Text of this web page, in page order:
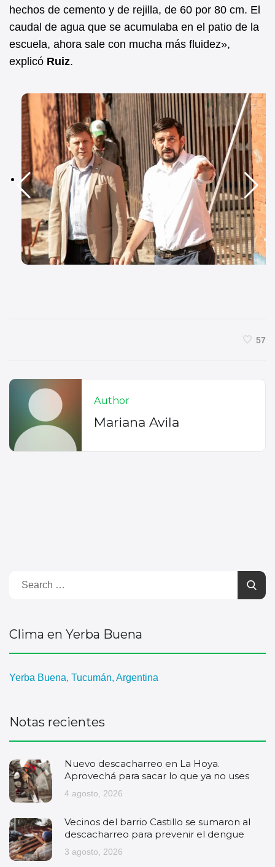
hechos de cemento y de rejilla, de 60 por 80 cm. El
caudal de agua que se acumulaba en el patio de la
escuela, ahora sale con mucha más fluidez»,
explicó Ruiz.
57
Author
Mariana Avila
Clima en Yerba Buena
Yerba Buena, Tucumán, Argentina
Notas recientes
Nuevo descacharreo en La Hoya.
Aprovechá para sacar lo que ya no uses
4 agosto, 2026
Vecinos del barrio Castillo se sumaron al
descacharreo para prevenir el dengue
3 agosto, 2026